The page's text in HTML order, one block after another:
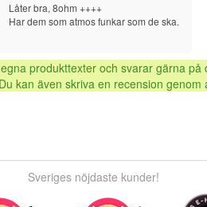
Låter bra, 8ohm ++++
Har dem som atmos funkar som de ska.
produkttexter och svarar gärna på
kan även skriva en recension genom
Sveriges nöjdaste kunder!